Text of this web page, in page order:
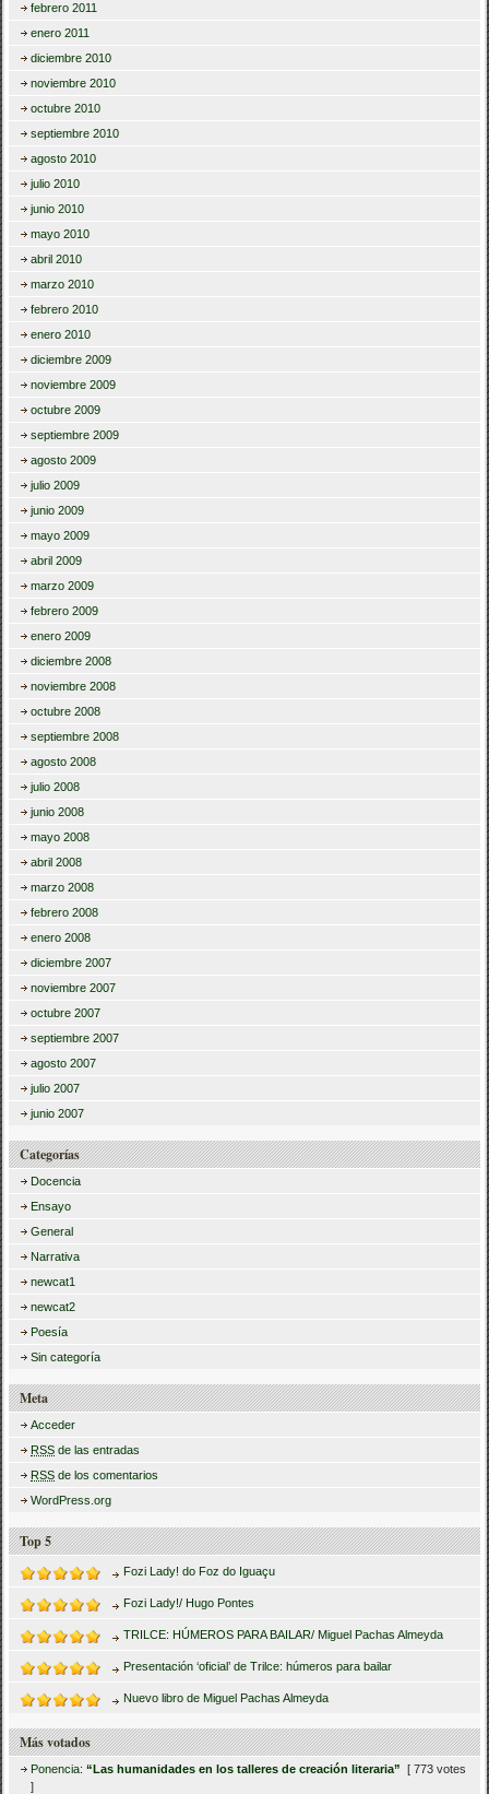
febrero 2011
enero 2011
diciembre 2010
noviembre 2010
octubre 2010
septiembre 2010
agosto 2010
julio 2010
junio 2010
mayo 2010
abril 2010
marzo 2010
febrero 2010
enero 2010
diciembre 2009
noviembre 2009
octubre 2009
septiembre 2009
agosto 2009
julio 2009
junio 2009
mayo 2009
abril 2009
marzo 2009
febrero 2009
enero 2009
diciembre 2008
noviembre 2008
octubre 2008
septiembre 2008
agosto 2008
julio 2008
junio 2008
mayo 2008
abril 2008
marzo 2008
febrero 2008
enero 2008
diciembre 2007
noviembre 2007
octubre 2007
septiembre 2007
agosto 2007
julio 2007
junio 2007
Categorías
Docencia
Ensayo
General
Narrativa
newcat1
newcat2
Poesía
Sin categoría
Meta
Acceder
RSS de las entradas
RSS de los comentarios
WordPress.org
Top 5
Fozi Lady! do Foz do Iguaçu
Fozi Lady!/ Hugo Pontes
TRILCE: HÚMEROS PARA BAILAR/ Miguel Pachas Almeyda
Presentación ‘oficial’ de Trilce: húmeros para bailar
Nuevo libro de Miguel Pachas Almeyda
Más votados
Ponencia:“Las humanidades en los talleres de creación literaria”
[ 773 votes
]